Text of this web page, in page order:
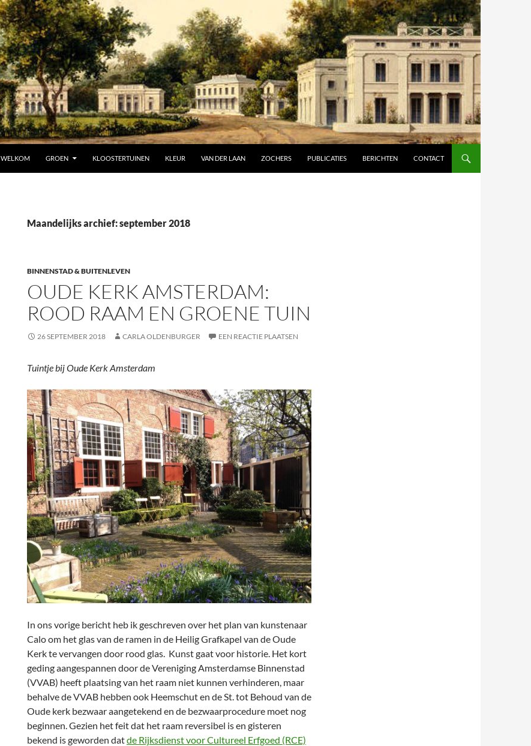
WELKOM
GROEN KLOOSTERTUINEN KLEUR VAN DER LAAN ZOCHERS PUBLICATIES BERICHTEN CONTACT
Maandelijks archief: september 2018
BINNENSTAD & BUITENLEVEN
OUDE KERK AMSTERDAM:
ROOD RAAM EN GROENE TUIN
26 SEPTEMBER 2018 CARLA OLDENBURGER EEN REACTIE PLAATSEN
Tuintje bij Oude Kerk Amsterdam
In ons vorige bericht heb ik geschreven over het plan van kunstenaar
Calo om het glas van de ramen in de Heilig Grafkapel van de Oude
Kerk te vervangen door rood glas. Kunst gaat voor historie. Het kort
geding aangespannen door de Vereniging Amsterdamse Binnenstad
(VVAB) heeft plaatsing van het raam niet kunnen verhinderen, maar
behalve de VVAB hebben ook Heemschut en de St. tot Behoud van de
Oude kerk bezwaar aangetekend en de bezwaarprocedure moet nog
beginnen. Gezien het feit dat het raam reversibel is en gisteren
bekend is geworden datde Rijksdienst voor Cultureel Erfgoed (RCE)